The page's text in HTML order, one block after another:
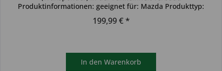
Produktinformationen: geeignet für: Mazda Produkttyp:
199,99 € *
In den Warenkorb